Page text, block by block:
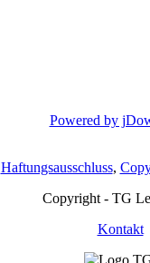
Powered by
Haftungsausschluss,
Copyright - TG
Kontakt